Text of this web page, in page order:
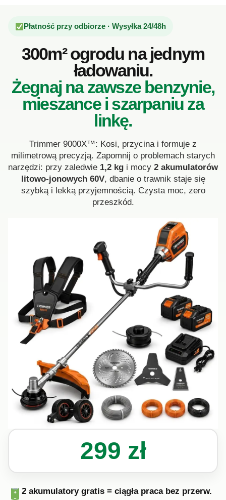
Płatność przy odbiorze · Wysyłka 24/48h
300m² ogrodu na jednym
ładowaniu.
Żegnaj na zawsze benzynie,
mieszance i szarpaniu za
linkę.
Trimmer 9000X™: Kosi, przycina i formuje z
milimetrową precyzją. Zapomnij o problemach starych
narzędzi: przy zaledwie 1,2 kg i mocy 2 akumulatorów
litowo-jonowych 60V, dbanie o trawnik staje się
szybką i lekką przyjemnością. Czysta moc, zero
przeszkód.
299 zł
2 akumulatory gratis = ciągła praca bez przerw.